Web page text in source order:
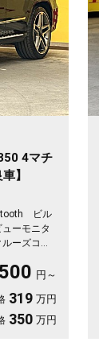
】
ビル
ーモニタ
ーズコン
ート パド
ト レー
正エアサ
ドライト
円～
319 万円
350 万円